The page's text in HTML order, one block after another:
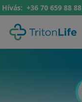
Hívás: +36 70 659 88 88